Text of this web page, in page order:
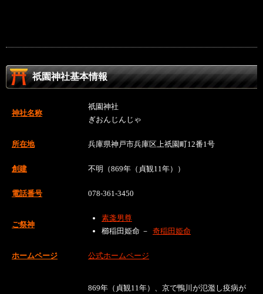
祇園神社基本情報
神社名称
祇園神社
ぎおんじんじゃ
所在地 兵庫県神戸市兵庫区上祇園町12番1号
創建 不明（869年（貞観11年））
電話番号 078-361-3450
ご祭神
素戔男尊
櫛稲田姫命 － 奇稲田姫命
ホームページ 公式ホームページ
869年（貞観11年）、京で鴨川が氾濫し疫病が